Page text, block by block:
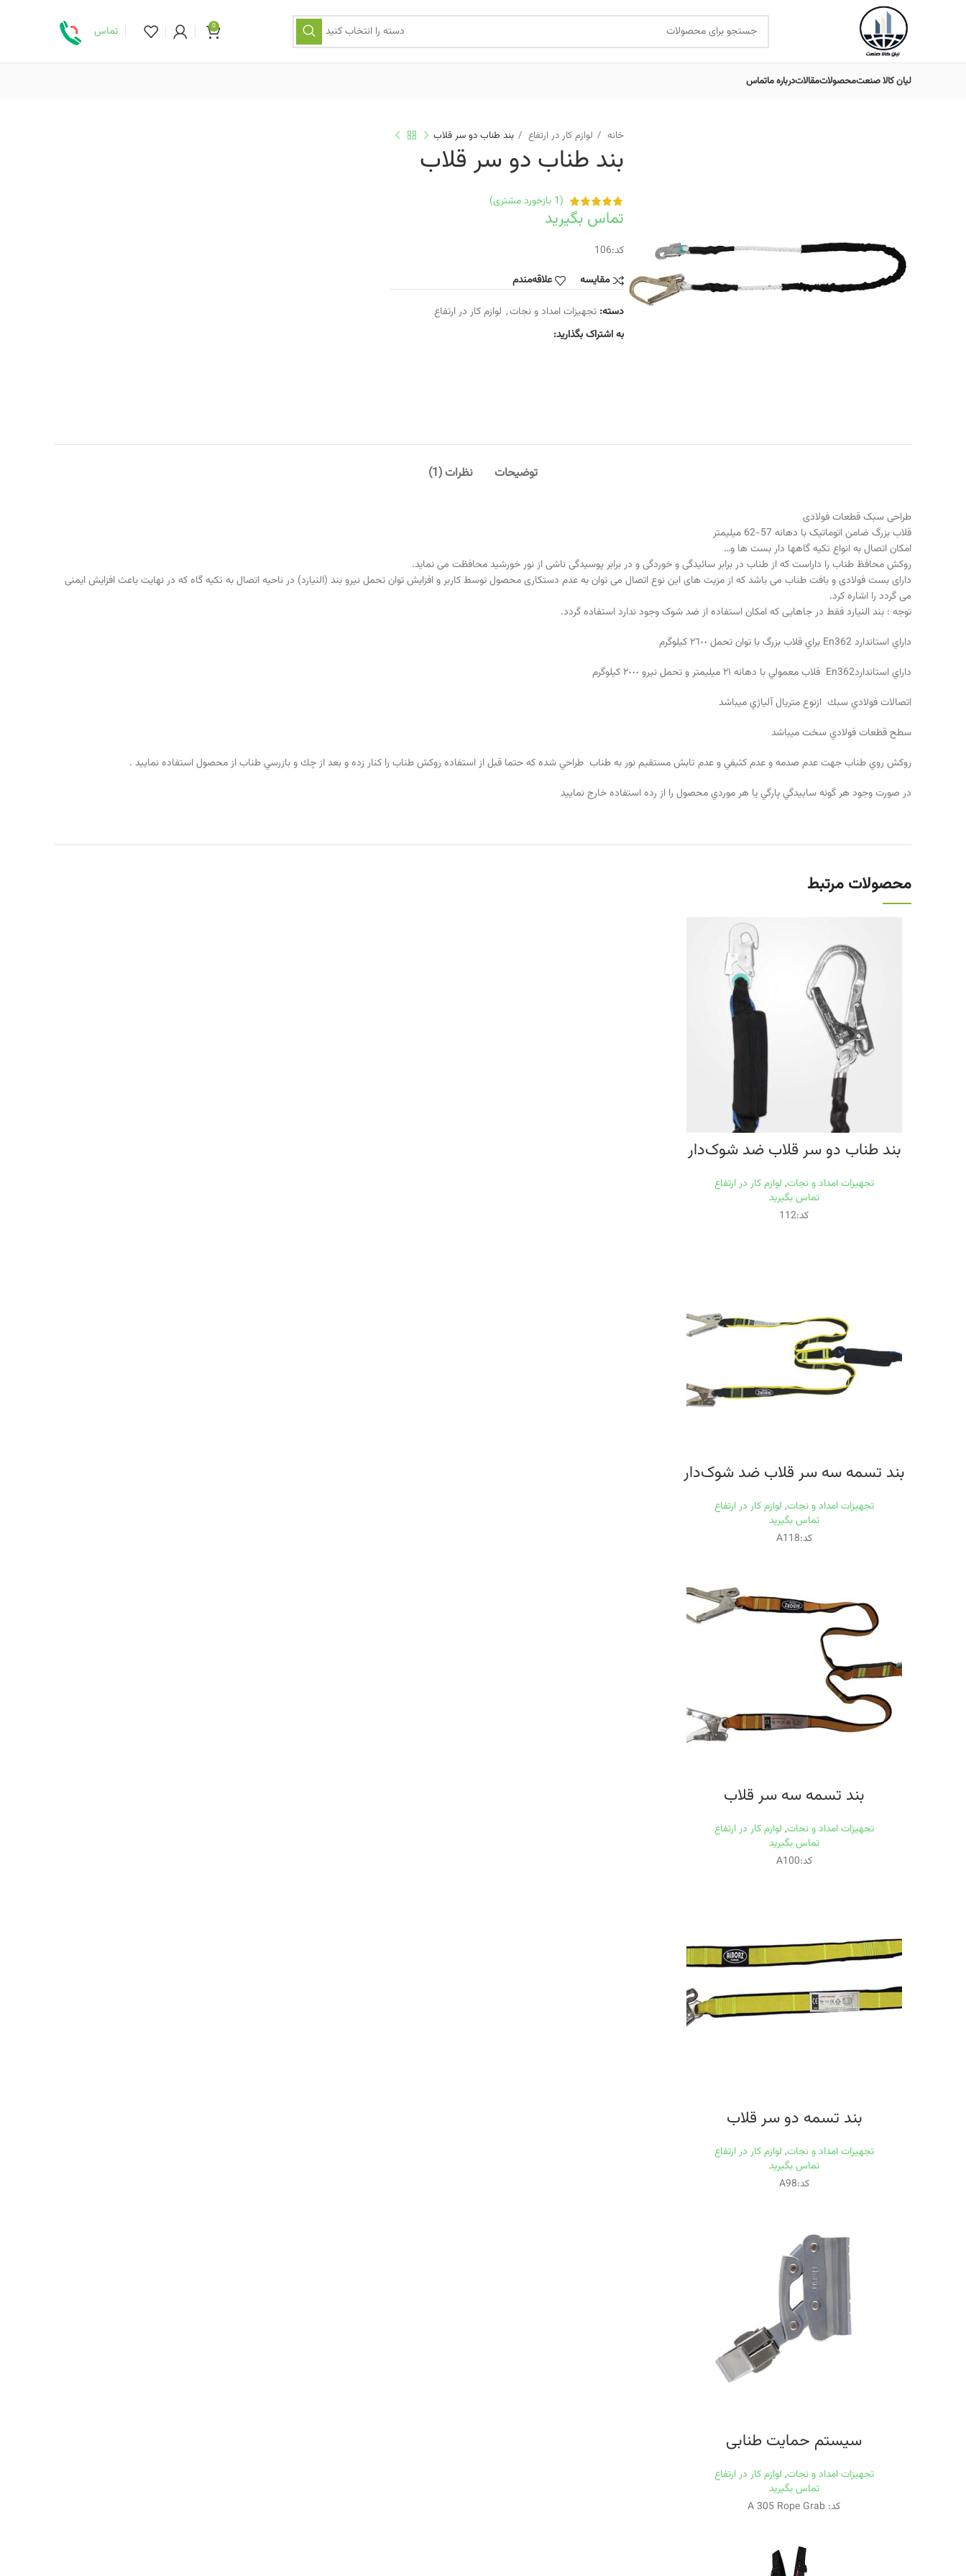
دسته را انتخاب کنید 0 تماس
لیان کالا صنعتمحصولاتمقالاتدرباره ماتماس
خانه لوازم کار در ارتفاع بند طناب دو سر قلاب
بند طناب دو سر قلاب
(
1 بازخورد مشتری)
تماس بگیرید
کد:106
مقایسه
علاقه‌مندم
دسته: تجهیزات امداد و نجات, لوازم کار در ارتفاع
به اشتراک بگذارید:
توضیحات نظرات (1)
طراحی سبک قطعات فولادی
قلاب بزرگ ضامن اتوماتیک با دهانه 57-62 میلیمتر
امکان اتصال به انواع تکیه گاهها دار بست ها و…
روکش محافظ طناب را داراست که از طناب در برابر سائیدگی و خوردگی و در برابر پوسیدگی ناشی از نور خورشید محافظت می نماید.
دارای بست فولادی و بافت طناب می باشد که از مزیت های این نوع اتصال می توان به عدم دستکاری محصول توسط کاربر و افزایش توان تحمل نیرو بند (النیارد) در ناحیه اتصال به تکیه گاه که در نهایت باعث افزایش ایمنی
می گردد را اشاره کرد.
توجه : بند النیارد فقط در جاهایی که امکان استفاده از ضد شوک وجود ندارد استفاده گردد.
داراي استاندارد En362 براي قلاب بزرگ با توان تحمل ٢٦٠٠ كيلوگرم
داراي استانداردEn362 قلاب معمولي با دهانه ٢١ ميليمتر و تحمل نيرو ٢٠٠٠ كيلوگرم
اتصالات فولادي سبك ازنوع متريال آلياژي ميباشد
سطح قطعات فولادي سخت ميباشد
روكش روي طناب جهت عدم صدمه و عدم كثيفي و عدم تابش مستقيم نور به طناب طراحي شده كه حتما قبل از استفاده روكش طناب را كنار زده و بعد از چك و بازرسي طناب از محصول استفاده نماييد .
در صورت وجود هر گونه ساييدگي پارگي يا هر موردي محصول را از رده استفاده خارج نماييد
محصولات مرتبط
بند طناب دو سر قلاب ضد شوک‌دار
تجهیزات امداد و نجات, لوازم کار در ارتفاع
تماس بگیرید
کد:112
بند تسمه سه سر قلاب ضد شوک‌دار
تجهیزات امداد و نجات, لوازم کار در ارتفاع
تماس بگیرید
کد:A118
بند تسمه سه سر قلاب
تجهیزات امداد و نجات, لوازم کار در ارتفاع
تماس بگیرید
کد:A100
بند تسمه دو سر قلاب
تجهیزات امداد و نجات, لوازم کار در ارتفاع
تماس بگیرید
کد:A98
سيستم حمايت طنابی
تجهیزات امداد و نجات, لوازم کار در ارتفاع
تماس بگیرید
کد: A 305 Rope Grab